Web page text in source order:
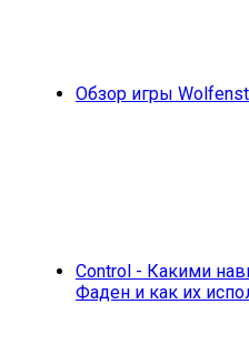
Обзор игры
Control - Какими
Фаден и как их